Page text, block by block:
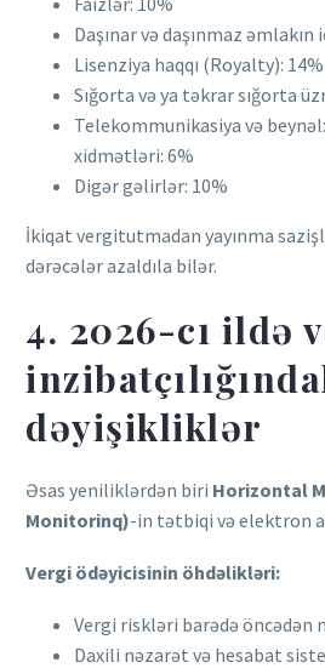
Daşınar və daşınmaz əmlakın
Lisenziya haqqı (Royalty): 14%
Sığorta və ya təkrar sığorta
Telekommunikasiya və
xidmətləri: 6%
Digər gəlirlər: 10%
İkiqat vergitutmadan yayınma
dərəcələr azaldıla bilər.
4. 2026-cı ildə
dəyişikliklər
Əsas yeniliklərdən biri Horizontal
Monitorinq)-in tətbiqi və elektron
Vergi ödəyicisinin öhdəlikləri:
Vergi riskləri barədə öncədən
Daxili nəzarət və hesabat